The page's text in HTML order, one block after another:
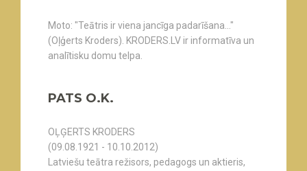
Moto: "Teātris ir viena jancīga padarīšana..."
(Oļģerts Kroders). KRODERS.LV ir informatīva un
analītisku domu telpa.
PATS O.K.
OĻĢERTS KRODERS
(09.08.1921 - 10.10.2012)
Latviešu teātra režisors, pedagogs un aktieris,